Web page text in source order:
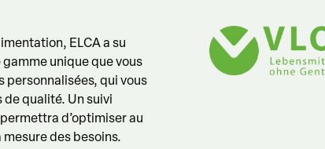
ELCA a su
unique que vous
personnalisées, qui vous
qualité. Un suivi
d’optimiser au
des besoins.